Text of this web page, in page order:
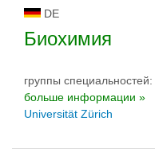
DE
Биохимия
группы специальностей:
больше информации »
Universität Zürich